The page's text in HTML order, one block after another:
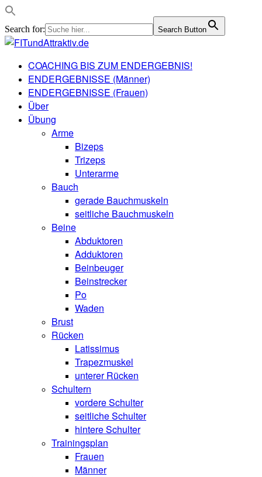
Search for: Search Button
COACHING BIS ZUM ENDERGEBNIS!
ENDERGEBNISSE (Männer)
ENDERGEBNISSE (Frauen)
Über
Übung
Arme
Bizeps
Trizeps
Unterarme
Bauch
gerade Bauchmuskeln
seitliche Bauchmuskeln
Beine
Abduktoren
Adduktoren
Beinbeuger
Beinstrecker
Po
Waden
Brust
Rücken
Latissimus
Trapezmuskel
unterer Rücken
Schultern
vordere Schulter
seitliche Schulter
hintere Schulter
Trainingsplan
Frauen
Männer